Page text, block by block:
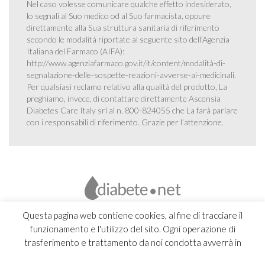
Questa pagina web contiene cookies, al fine di tracciare il
funzionamento e l'utilizzo del sito. Ogni operazione di
trasferimento e trattamento da noi condotta avverrà in
Nel caso volesse comunicare qualche effetto indesiderato,
lo segnali al Suo medico od al Suo farmacista, oppure
direttamente alla Sua struttura sanitaria di riferimento
secondo le modalità riportate al seguente sito dell’Agenzia
Italiana del Farmaco (AIFA):
http://www.agenziafarmaco.gov.it/it/content/modalità-di-
segnalazione-delle-sospette-reazioni-avverse-ai-medicinali.
Per qualsiasi reclamo relativo alla qualità del prodotto, La
preghiamo, invece, di contattare direttamente Ascensia
Diabetes Care Italy srl al n. 800-824055 che La farà parlare
con i responsabili di riferimento. Grazie per l’attenzione.